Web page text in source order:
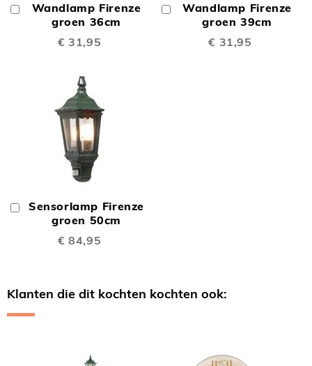
Wandlamp Firenze
groen 36cm
€ 31,95
Winkelwagen
Wandlamp Firenze
groen 39cm
€ 31,95
Winkelwagen
Sensorlamp Firenze
groen 50cm
€ 84,95
In
Winkelwagen
Klanten die dit kochten kochten ook: